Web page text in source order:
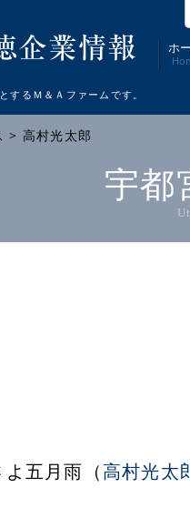
ホ
するＭ＆Ａファームです。
> 高村光太郎
宇都
五月雨（高村光太